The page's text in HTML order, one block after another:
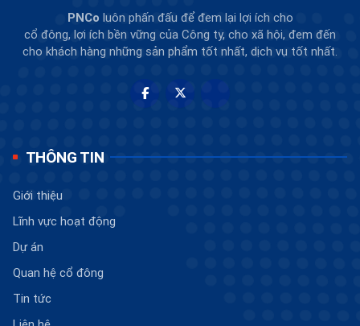
PNCo luôn phấn đấu để đem lại lợi ích cho
cổ đông, lợi ích bền vững của Công ty, cho xã hội, đem đến
cho khách hàng những sản phẩm tốt nhất, dịch vụ tốt nhất.
THÔNG TIN
Giới thiệu
Lĩnh vực hoạt động
Dự án
Quan hệ cổ đông
Tin tức